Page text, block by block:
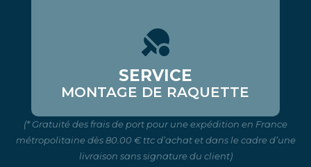
SERVICE
MONTAGE DE RAQUETTE
(* Gratuité des frais de port pour une expédition en France
métropolitaine dès 80.00 € ttc d’achat et dans le cadre d’une
livraison sans signature du client)